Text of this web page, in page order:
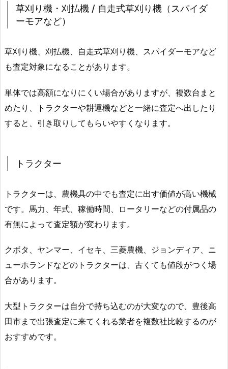
草刈り機・刈払機 / 自走式草刈り機（スパイダ
ーモアなど）
草刈り機、刈払機、自走式草刈り機、スパイダーモアなど
も査定対象になることがあります。
単体では高額になりにくい場合がありますが、複数台まと
めたり、トラクターや耕運機などと一緒に査定へ出したり
すると、引き取りしてもらいやすくなります。
トラクター
トラクターは、農機具の中でも査定に出す価値が高い機械
です。馬力、年式、稼働時間、ロータリーなどの付属品の
有無によって査定額が変わります。
クボタ、ヤンマー、イセキ、三菱農機、ジョンディア、ニ
ューホランドなどのトラクターは、古くても値段がつく場
合があります。
大型トラクターは自分で持ち込むのが大変なので、豊後高
田市まで出張査定に来てくれる業者を複数社比較するのが
おすすめです。